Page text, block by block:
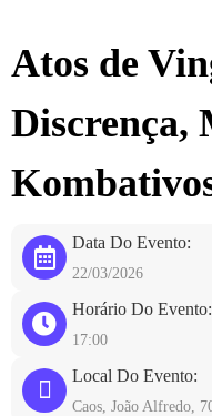
para
Atos de
Discrença,
Data Do Evento:
22/03/2026
Horário Do Evento:
17:00
Local Do Evento:
Caos, João Alfredo,